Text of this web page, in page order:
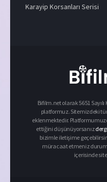
Karayip Korsanları Serisi
Bifilm.net olarak 5651
platformuz. Sitemizdeki
eklenmektedir.
ettiğini düşünüyorsanız
bizimle iletişime
müracaat etmeniz
içerisinde